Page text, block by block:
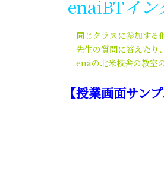
enaiBTイン
同じクラスに参加する他
先生の質問に答えたり、
enaの北米校舎の教室の授
【授業画面サンプ